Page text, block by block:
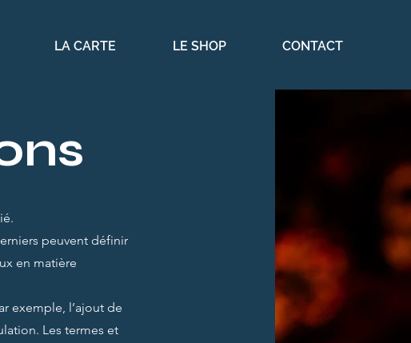
LA CARTE LE SHOP CONTACT
peuvent définir
en matière
exemple, l’ajout de
Les termes et